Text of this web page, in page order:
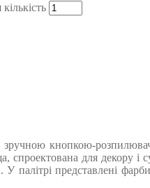
кнопкою-
для декору і
представлені